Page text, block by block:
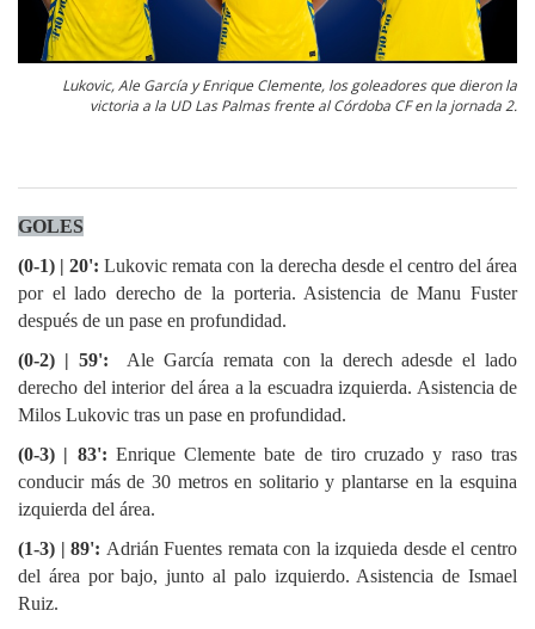
Lukovic, Ale García y Enrique Clemente, los goleadores que dieron la
victoria a la UD Las Palmas frente al Córdoba CF en la jornada 2.
GOLES
(0-1) | 20':Lukovic remata con la derecha desde el centro del área
por el lado derecho de la porteria. Asistencia de Manu Fuster
después de un pase en profundidad.
(0-2) | 59': Ale García remata con la derech adesde el lado
derecho del interior del área a la escuadra izquierda. Asistencia de
Milos Lukovic tras un pase en profundidad.
(0-3) | 83': Enrique Clemente bate de tiro cruzado y raso tras
conducir más de 30 metros en solitario y plantarse en la esquina
izquierda del área.
(1-3) | 89': Adrián Fuentes remata con la izquieda desde el centro
del área por bajo, junto al palo izquierdo. Asistencia de Ismael
Ruiz.